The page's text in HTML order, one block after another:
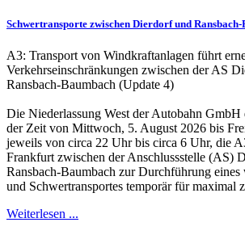
Schwertransporte zwischen Dierdorf und
A3: Transport von Windkraftanlagen führt
Verkehrseinschränkungen zwischen der AS
Ransbach-Baumbach (Update 4)
Die Niederlassung West der Autobahn GmbH
der Zeit von Mittwoch, 5. August 2026 bis
jeweils von circa 22 Uhr bis circa 6 Uhr, die
Frankfurt zwischen der Anschlussstelle (AS)
Ransbach-Baumbach zur Durchführung
und Schwertransportes temporär für maximal
Weiterlesen ...